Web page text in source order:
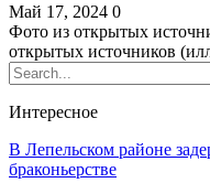
Май 17, 2024 0
Фото из открытых
открытых источников
Интересное
В Лепельском районе
браконьерстве